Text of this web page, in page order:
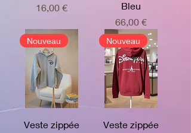
Prix
16,00 €
Bleu
Prix
66,00 €
Nouveau
Veste zippée
Nouveau
Veste zippée